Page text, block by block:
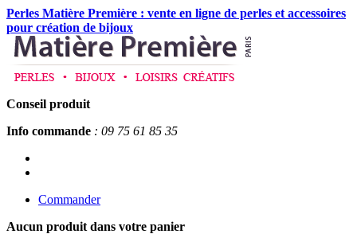
Perles Matière Première : vente en ligne de perles et accessoires
pour création de bijoux
Conseil produit
Info commande : 09 75 61 85 35
Commander
Aucun produit dans votre panier